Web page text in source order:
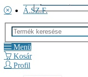
Á.SZ.F.
Menü
Kosár
Profil